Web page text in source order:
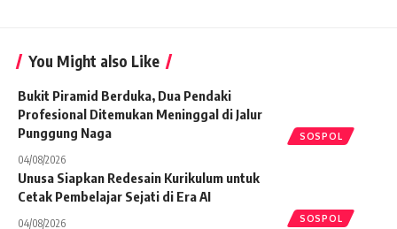
You Might also Like
SOSPOL
Bukit Piramid Berduka, Dua Pendaki
Profesional Ditemukan Meninggal di Jalur
Punggung Naga
04/08/2026
SOSPOL
Unusa Siapkan Redesain Kurikulum untuk
Cetak Pembelajar Sejati di Era AI
04/08/2026